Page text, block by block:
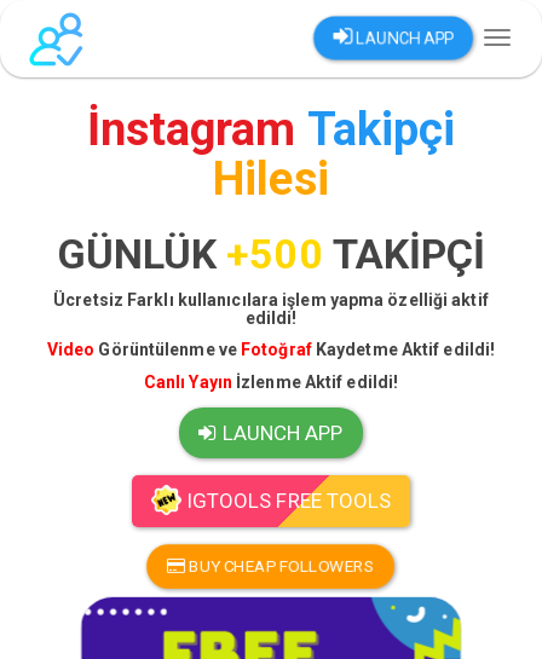
LAUNCH APP
İnstagram Takipçi
Hilesi
GÜNLÜK +500 TAKİPÇİ
Ücretsiz Farklı kullanıcılara işlem yapma özelliği aktif
edildi!
Video Görüntülenme ve Fotoğraf Kaydetme Aktif edildi!
Canlı Yayın İzlenme Aktif edildi!
LAUNCH APP
IGTOOLS FREE TOOLS
BUY CHEAP FOLLOWERS